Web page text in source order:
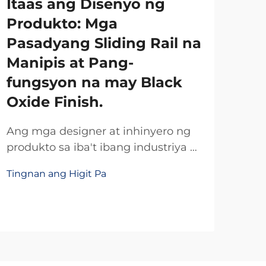
Itaas ang Disenyo ng
Produkto: Mga
Pasadyang Sliding Rail na
Manipis at Pang-
fungsyon na may Black
Oxide Finish.
Ang mga designer at inhinyero ng
produkto sa iba't ibang industriya ay
mapagpabago nilang epekto ng
Tingnan ang Higit Pa